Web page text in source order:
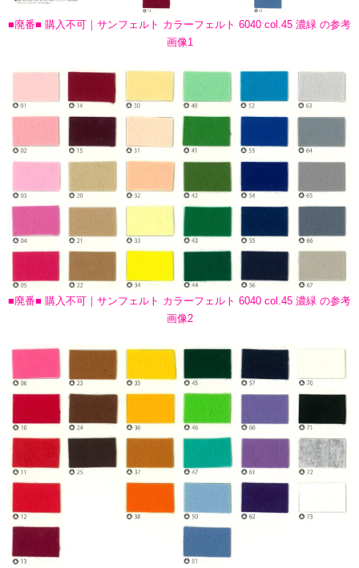
■廃番■ 購入不可｜サンフェルト カラーフェルト 6040 col.45 濃緑 の参考
画像1
■廃番■ 購入不可｜サンフェルト カラーフェルト 6040 col.45 濃緑 の参考
画像2